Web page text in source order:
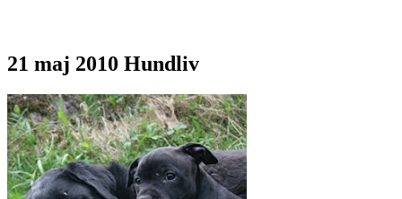
21 maj 2010 Hundliv